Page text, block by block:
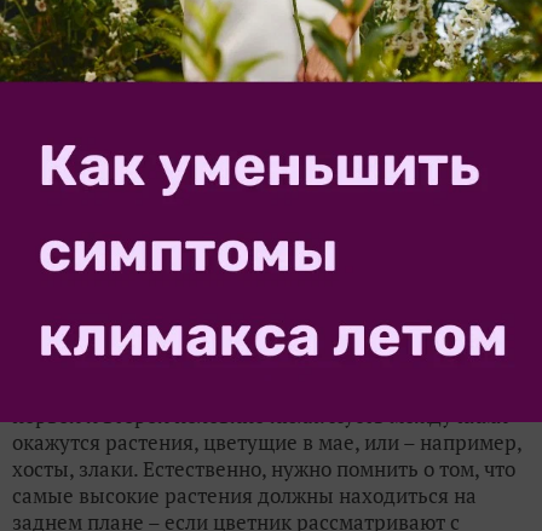
цветущих во второй половине мая, вы выбираете
пионы и поздние тюльпаны. Тогда вы высаживаете
или куртину пионов плюс куртину тюльпанов, или
сегментов его разделить невозможно, так как они
получаются слишком маленькими – то тогда можно
ограничиться 10 секторами.
чтобы цветущие друг за другом не находились там
декоративнолиственными растениями. Так цветник
будет выглядеть естественнее. Например, не
первой и второй половине июля. Пусть между ними
окажутся растения, цветущие в мае, или – например,
хосты, злаки. Естественно, нужно помнить о том, что
самые высокие растения должны находиться на
заднем плане – если цветник рассматривают с